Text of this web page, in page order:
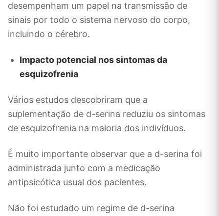
desempenham um papel na transmissão de
sinais por todo o sistema nervoso do corpo,
incluindo o cérebro.
Impacto potencial nos sintomas da
esquizofrenia
Vários estudos descobriram que a
suplementação de d-serina reduziu os sintomas
de esquizofrenia na maioria dos indivíduos.
É muito importante observar que a d-serina foi
administrada junto com a medicação
antipsicótica usual dos pacientes.
Não foi estudado um regime de d-serina